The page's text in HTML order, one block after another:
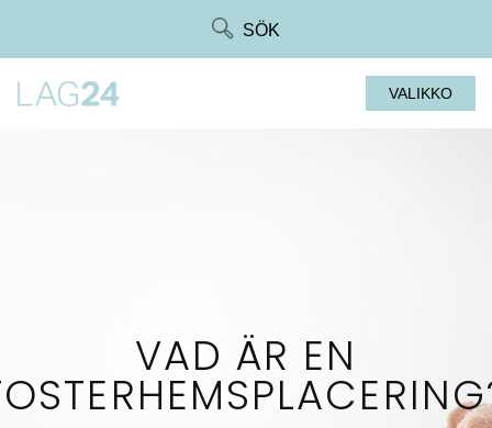
SÖK
VALIKKO
VAD ÄR EN